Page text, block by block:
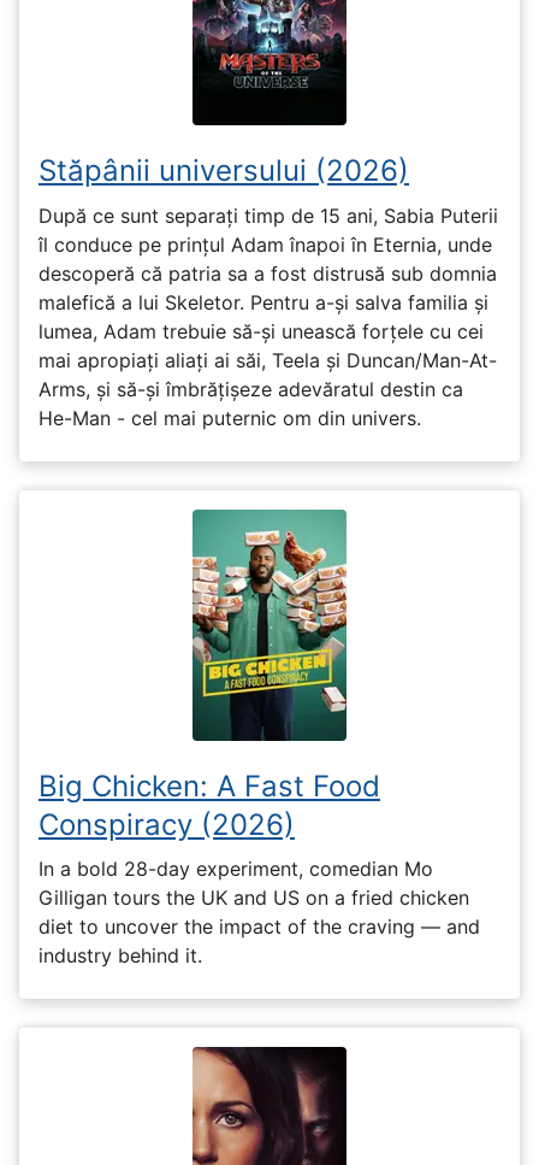
Stăpânii universului (2026)
După ce sunt separați timp de 15 ani, Sabia Puterii
îl conduce pe prințul Adam înapoi în Eternia, unde
descoperă că patria sa a fost distrusă sub domnia
malefică a lui Skeletor. Pentru a-și salva familia și
lumea, Adam trebuie să-și unească forțele cu cei
mai apropiați aliați ai săi, Teela și Duncan/Man-At-
Arms, și să-și îmbrățișeze adevăratul destin ca
He-Man - cel mai puternic om din univers.
Big Chicken: A Fast Food
Conspiracy (2026)
In a bold 28-day experiment, comedian Mo
Gilligan tours the UK and US on a fried chicken
diet to uncover the impact of the craving — and
industry behind it.